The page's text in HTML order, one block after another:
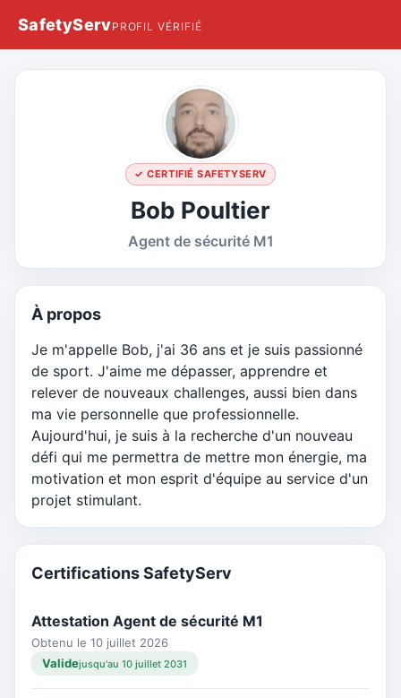
SafetyServPROFIL VÉRIFIÉ
✓ CERTIFIÉ SAFETYSERV
Bob Poultier
Agent de sécurité M1
À propos
Je m'appelle Bob, j'ai 36 ans et je suis passionné
de sport. J'aime me dépasser, apprendre et
relever de nouveaux challenges, aussi bien dans
ma vie personnelle que professionnelle.
Aujourd'hui, je suis à la recherche d'un nouveau
défi qui me permettra de mettre mon énergie, ma
motivation et mon esprit d'équipe au service d'un
projet stimulant.
Certifications SafetyServ
Attestation Agent de sécurité M1
Obtenu le 10 juillet 2026
Validejusqu'au 10 juillet 2031